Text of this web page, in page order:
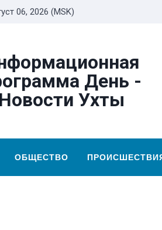
06, 2026 (MSK)
День -
Новости Ухты
ОБЩЕСТВО